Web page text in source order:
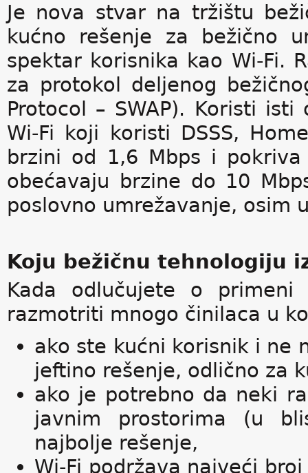
Je nova stvar na tržištu
kućno rešenje za bežično
spektar korisnika kao Wi-Fi.
za protokol deljenog
Protocol – SWAP). Koristi
Wi-Fi koji koristi DSSS,
brzini od 1,6 Mbps i
obećavaju brzine do 10
poslovno umrežavanje, osim
Koju bežičnu tehnologiju
Kada odlučujete o primeni
razmotriti mnogo činilaca u
ako ste kućni korisnik i ne
jeftino rešenje, odlično za
ako je potrebno da neki
javnim prostorima (u
najbolje rešenje,
Wi-Fi podržava najveći